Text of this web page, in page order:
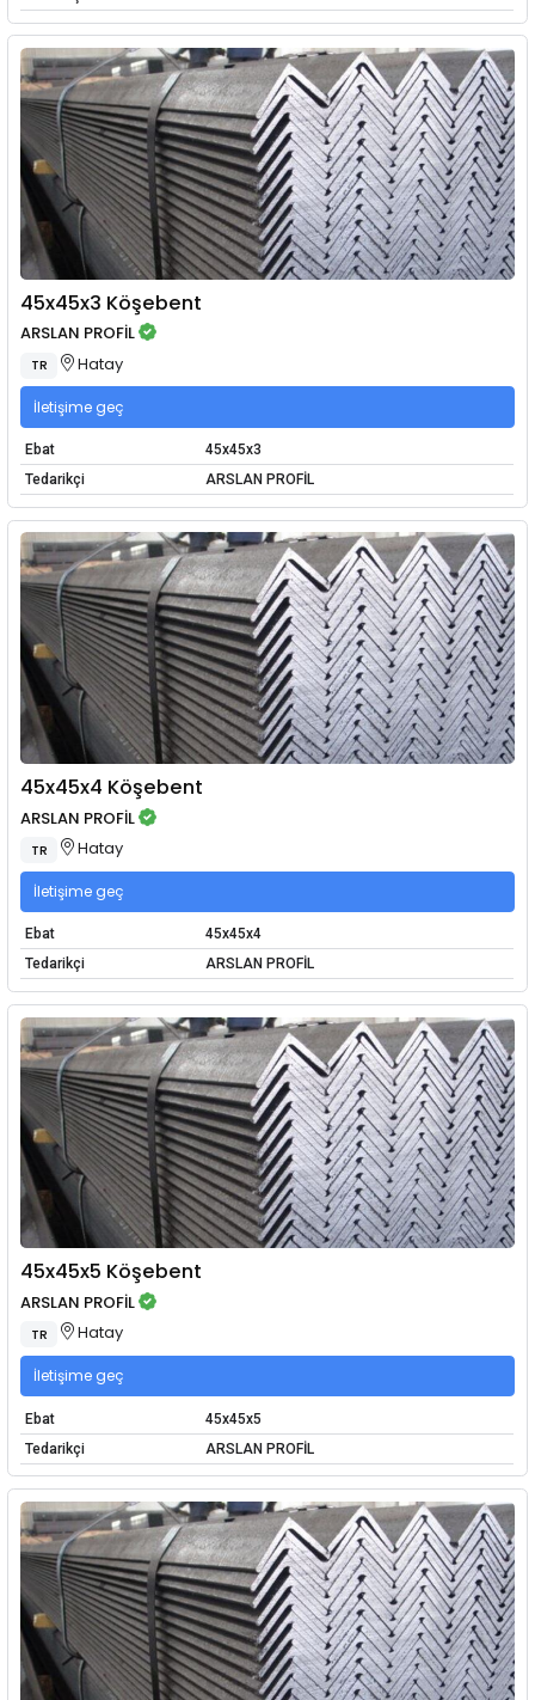
45x45x3 Köşebent
ARSLAN PROFİL
TR Hatay
İletişime geç
Ebat
45x45x3
Tedarikçi
ARSLAN PROFİL
45x45x4 Köşebent
ARSLAN PROFİL
TR Hatay
İletişime geç
Ebat
45x45x4
Tedarikçi
ARSLAN PROFİL
45x45x5 Köşebent
ARSLAN PROFİL
TR Hatay
İletişime geç
Ebat
45x45x5
Tedarikçi
ARSLAN PROFİL